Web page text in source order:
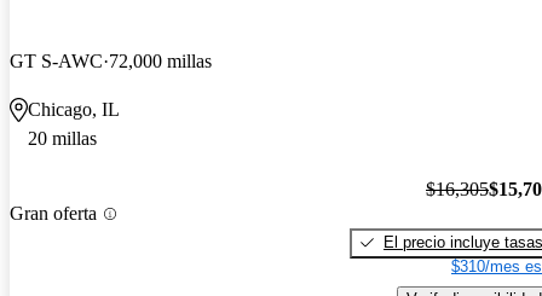
GT S-AWC 72,000 millas
Chicago, IL
20 millas
Gran oferta
$16,305
El precio incluye tasas
$310/mes